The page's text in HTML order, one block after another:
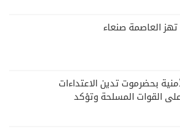
تهز العاصمة صنعاء
بحضرموت تدين الاعتداءات
على القوات المسلحة وتؤكد